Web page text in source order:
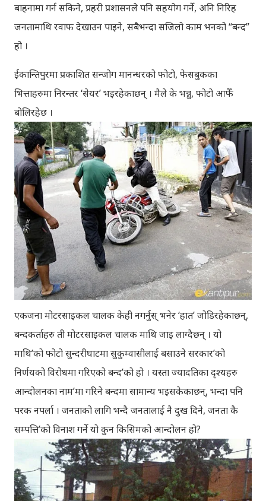
बाहनामा गर्न सकिने, प्रहरी प्रशासनले पनि सहयोग गर्ने, अनि निरिह
जनतामाथि रवाफ देखाउन पाइने, सबैभन्दा सजिलो काम भनको “बन्द”
हो ।
ईकान्तिपुरमा प्रकाशित सन्जोग मानन्धरको फोटो, फेसबुकका
भित्ताहरुमा निरन्तर ‘सेयर’ भइरहेकाछन् । मैले के भन्नु, फोटो आफैँ
बोलिरहेछ ।
एकजना मोटरसाइकल चालक केही नगर्नुस् भनेर ‘हात’ जोडिरहेकाछन्,
बन्दकर्ताहरु ती मोटरसाइकल चालक माथि जाइ लाग्दैछन् । यो
माथि’को फोटो सुन्दरीघाटमा सुकुम्वासीलाई बसाउने सरकार’को
निर्णयको विरोधमा गरिएको बन्द’को हो । यस्ता ज्यादतिका दृश्यहरु
आन्दोलनका नाम’मा गरिने बन्दमा सामान्य भइसकेकाछन्, भन्दा पनि
परक नपर्ला । जनताको लागि भन्दै जनतालाई नै दुख दिने, जनता कै
सम्पत्ति’को विनाश गर्ने यो कुन किसिमको आन्दोलन हो?